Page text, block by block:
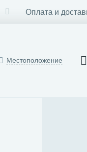
Оплата и
Местоположение